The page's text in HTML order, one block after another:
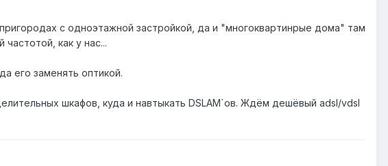
с одноэтажной застройкой, да и "многоквартинрые дома" там
как у нас...
его заменять оптикой.
шкафов, куда и навтыкать DSLAM`ов. Ждём дешёвый adsl/vdsl